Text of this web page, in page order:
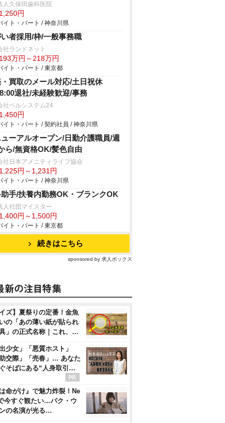
人久保田歯科医院
円
イト・パート / 神奈川県
い者採用/枠/一般事務職
社ランドネット
万円～218万円
イト・パート / 東京都
買取のメール対応/土日祝休
退社/未経験歓迎/事務
社ベルシステム24
円
イト・パート / 契約社員 / 神奈川県
ューアルオープン/日勤介護職員/週
ら/無資格OK/髪色自由
社日本アメニティライフ協会
円～1,231円
イト・パート / 神奈川県
手/扶養内勤務OK・ブランクOK
人社団マイスター
円～1,500円
イト・パート / 東京都
続きはこちら
sponsored by 求人ボックス
イズ】夏祭りの定番！金魚
の「あの薄い紙が貼られ
」の正式名称｜これ、…
出少女」「悪質ホスト」
助交際」「売春」… あなた
そばにある“人身取引…
は命がけ』で魅力炸裂！Ne
今すぐ観たい…パク・ウ
の名演が光る…